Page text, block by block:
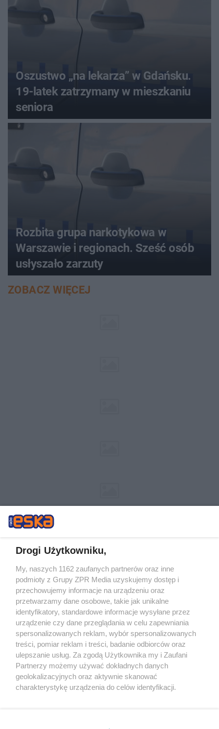
Oszustwo „na lekarza” w Gdańsku.
19-latek zatrzymany w mieszkaniu
seniora
Rozbita grupa narkotykowa w
Warszawie i regionach. Sześć osób
usłyszało zarzuty
ZOBACZ WIĘCEJ
Żaden utwór zamieszczony w serwisie nie może być powielany i
rozpowszechniany lub dalej rozpowszechniany w jakikolwiek sposób (w
tym także elektroniczny lub mechaniczny) na jakimkolwiek polu
eksploatacji w jakiejkolwiek formie, włącznie z umieszczaniem w
Internecie bez pisemnej zgody właściciela praw. Jakiekolwiek użycie lub
wykorzystanie utworów w całości lub w części z naruszeniem prawa,
tzn. bez właściwej zgody, jest zabronione pod groźbą kary i może być
ścigane prawnie.
Drogi Użytkowniku,
My, naszych 1162 zaufanych partnerów oraz inne
podmioty z Grupy ZPR Media uzyskujemy dostęp i
przechowujemy informacje na urządzeniu oraz
przetwarzamy dane osobowe, takie jak unikalne
identyfikatory, standardowe informacje wysyłane przez
urządzenie czy dane przeglądania w celu zapewniania
spersonalizowanych reklam, wybór spersonalizowanych
treści, pomiar reklam i treści, badanie odbiorców oraz
ulepszanie usług. Za zgodą Użytkownika my i Zaufani
Partnerzy możemy używać dokładnych danych
geolokalizacyjnych oraz aktywnie skanować
charakterystykę urządzenia do celów identyfikacji.